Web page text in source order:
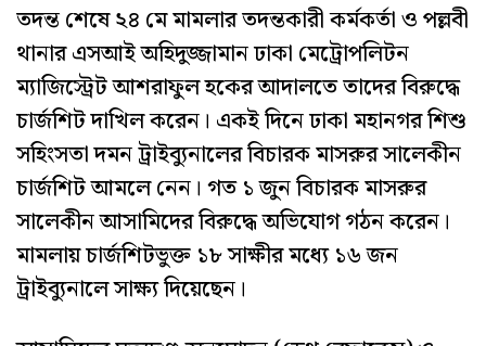
তদন্ত শেষে ২৪ মে মামলার তদন্তকারী কর্মকর্তা ও পল্লবী
থানার এসআই অহিদুজ্জামান ঢাকা মেট্রোপলিটন
ম্যাজিস্ট্রেট আশরাফুল হকের আদালতে তাদের বিরুদ্ধে
চার্জশিট দাখিল করেন। একই দিনে ঢাকা মহানগর শিশু
সহিংসতা দমন ট্রাইব্যুনালের বিচারক মাসরুর সালেকীন
চার্জশিট আমলে নেন। গত ১ জুন বিচারক মাসরুর
সালেকীন আসামিদের বিরুদ্ধে অভিযোগ গঠন করেন।
মামলায় চার্জশিটভুক্ত ১৮ সাক্ষীর মধ্যে ১৬ জন
ট্রাইব্যুনালে সাক্ষ্য দিয়েছেন।